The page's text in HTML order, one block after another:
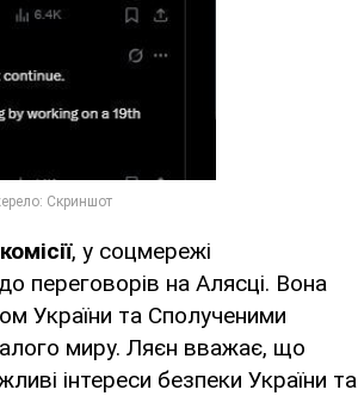
, у соцмережі
переговорів на Алясці. Вона
України та Сполученими
миру. Ляєн вважає, що
інтереси безпеки України та